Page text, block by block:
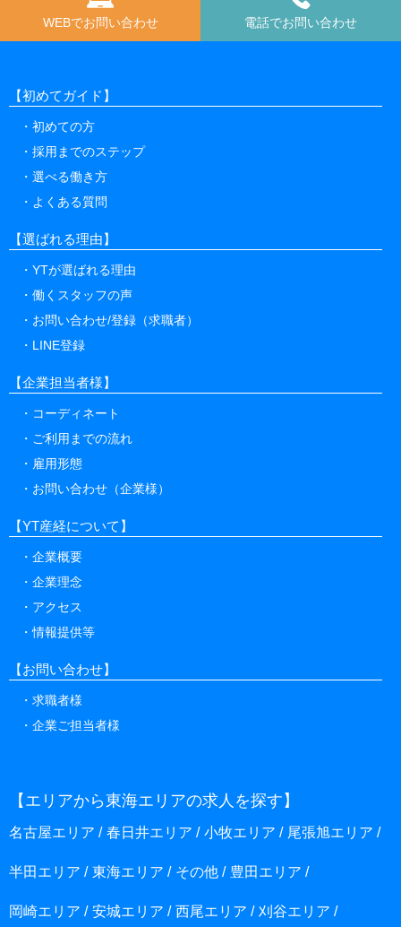
WEBでお問い合わせ 電話でお問い合わせ
【初めてガイド】
初めての方
採用までのステップ
選べる働き方
よくある質問
【選ばれる理由】
YTが選ばれる理由
働くスタッフの声
お問い合わせ/登録（求職者）
LINE登録
【企業担当者様】
コーディネート
ご利用までの流れ
雇用形態
お問い合わせ（企業様）
【YT産経について】
企業概要
企業理念
アクセス
情報提供等
【お問い合わせ】
求職者様
企業ご担当者様
【エリアから東海エリアの求人を探す】
名古屋エリア 春日井エリア 小牧エリア 尾張旭エリア
半田エリア 東海エリア その他 豊田エリア
岡崎エリア 安城エリア 西尾エリア 刈谷エリア